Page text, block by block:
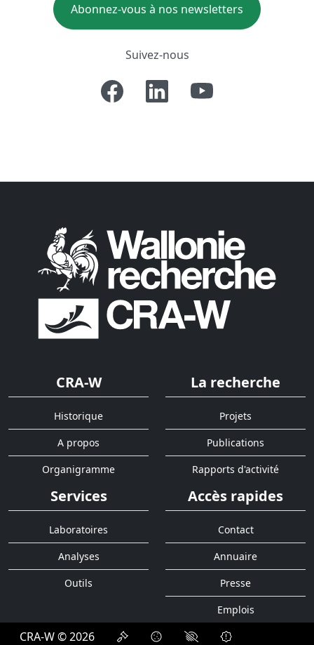
Abonnez-vous à nos newsletters
Suivez-nous
CRA-W
Historique
A propos
Organigramme
La recherche
Projets
Publications
Rapports d'activité
Services
Laboratoires
Analyses
Outils
Accès rapides
Contact
Annuaire
Presse
Emplois
CRA-W © 2026